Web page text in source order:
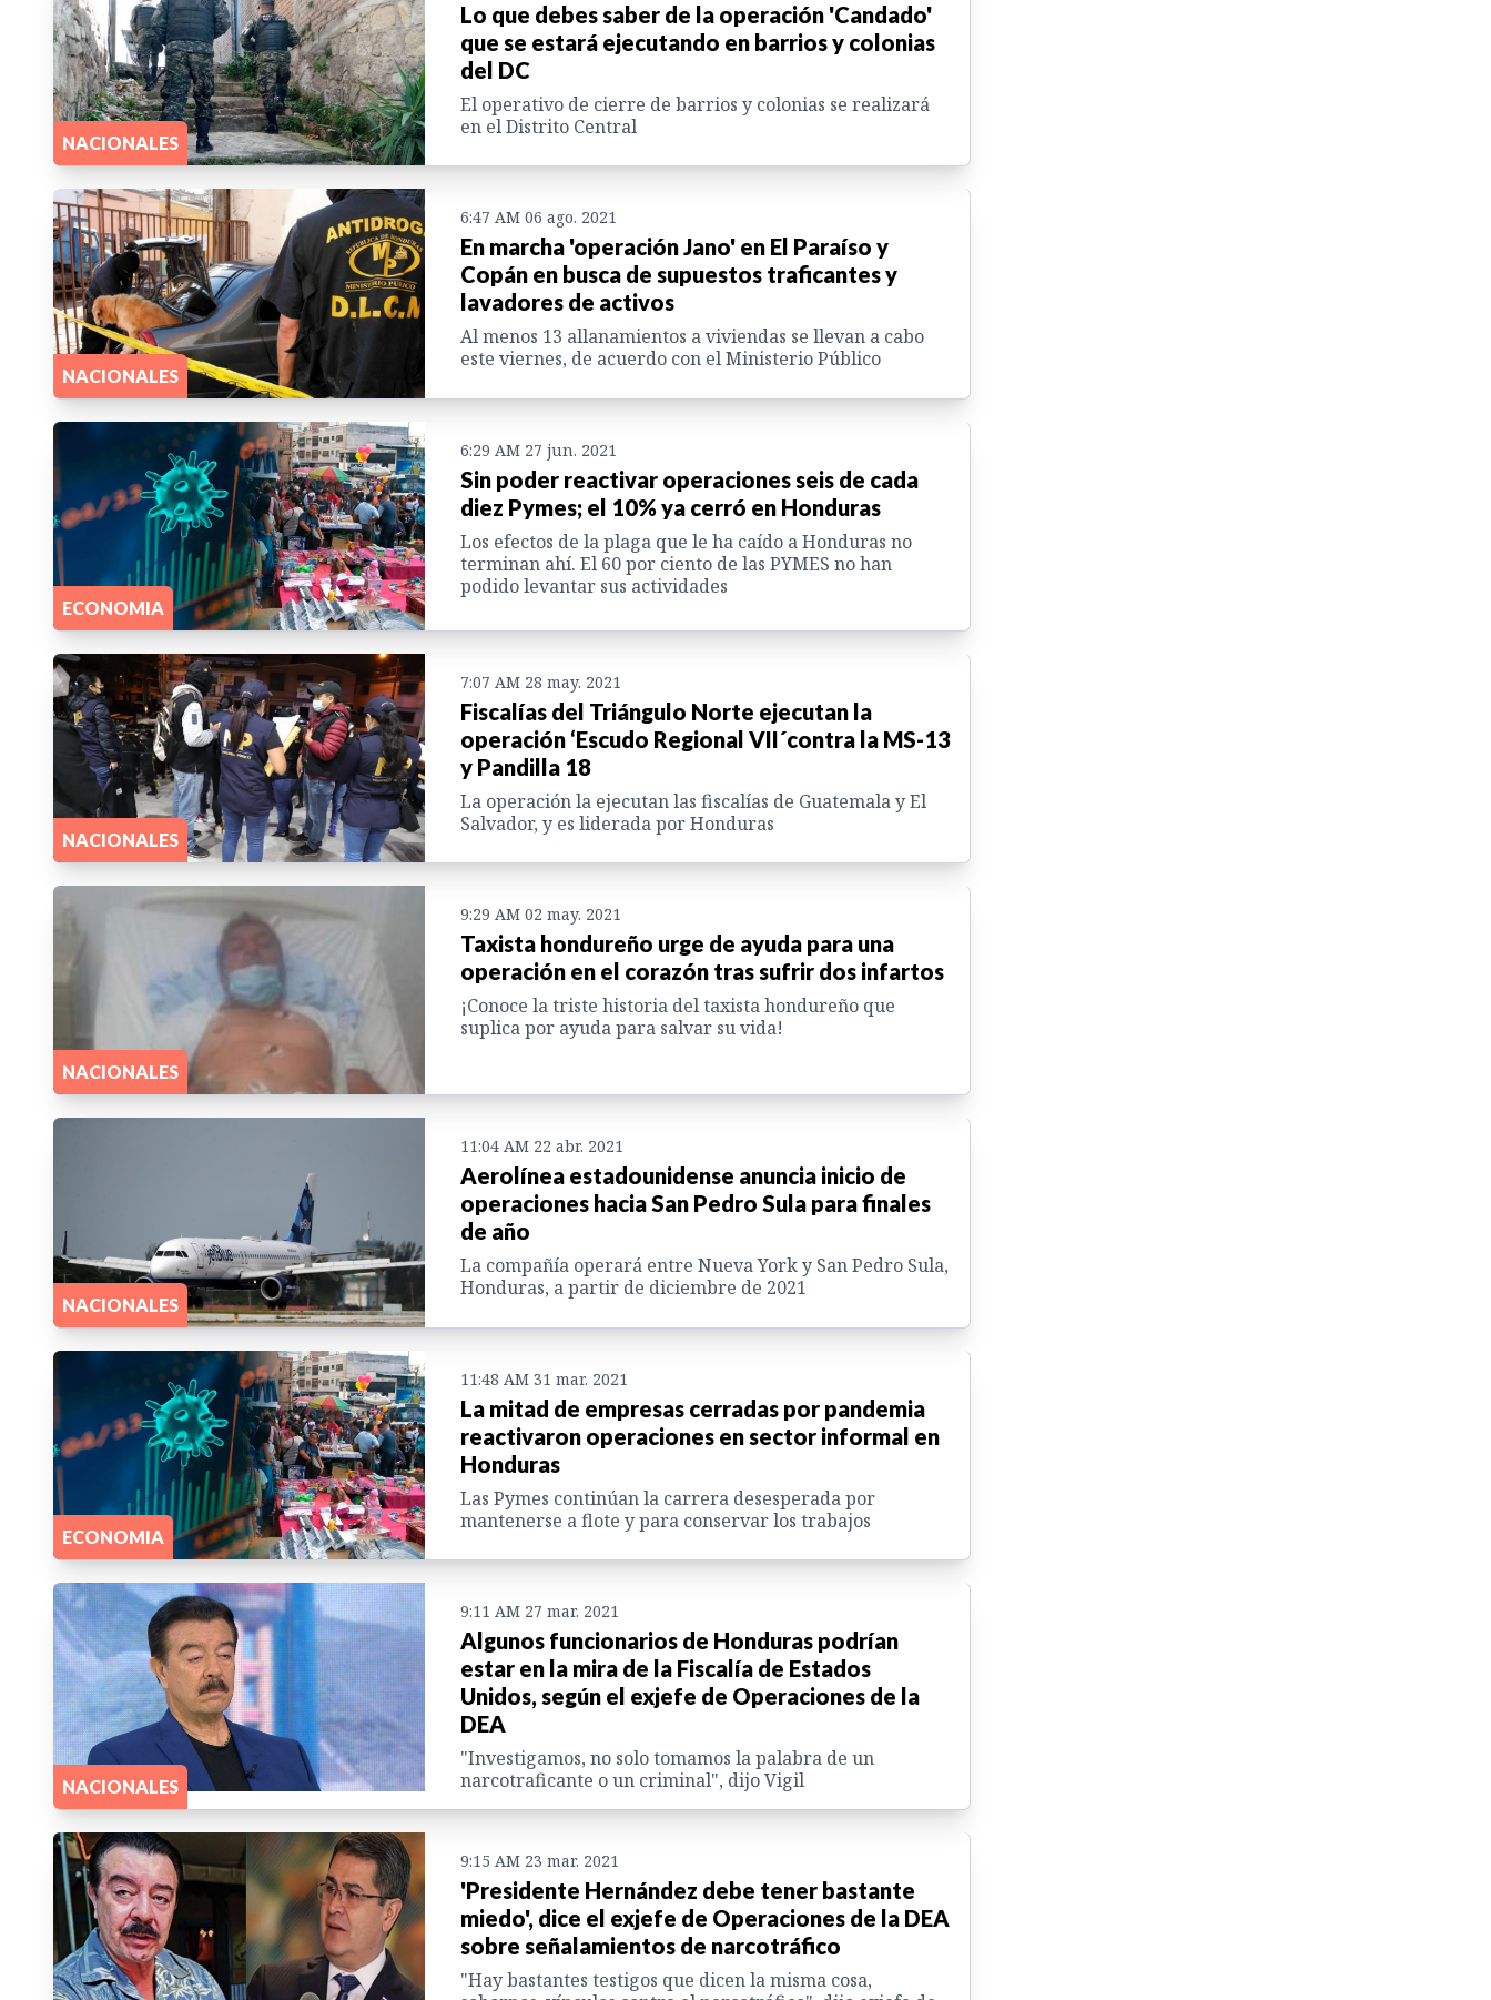
NACIONALES
Lo que debes saber de la operación 'Candado'
que se estará ejecutando en barrios y colonias
del DC
El operativo de cierre de barrios y colonias se realizará
en el Distrito Central
NACIONALES
6:47 AM 06 ago. 2021
En marcha 'operación Jano' en El Paraíso y
Copán en busca de supuestos traficantes y
lavadores de activos
Al menos 13 allanamientos a viviendas se llevan a cabo
este viernes, de acuerdo con el Ministerio Público
ECONOMIA
6:29 AM 27 jun. 2021
Sin poder reactivar operaciones seis de cada
diez Pymes; el 10% ya cerró en Honduras
Los efectos de la plaga que le ha caído a Honduras no
terminan ahí. El 60 por ciento de las PYMES no han
podido levantar sus actividades
NACIONALES
7:07 AM 28 may. 2021
Fiscalías del Triángulo Norte ejecutan la
operación ‘Escudo Regional VII´contra la MS-13
y Pandilla 18
La operación la ejecutan las fiscalías de Guatemala y El
Salvador, y es liderada por Honduras
NACIONALES
9:29 AM 02 may. 2021
Taxista hondureño urge de ayuda para una
operación en el corazón tras sufrir dos infartos
¡Conoce la triste historia del taxista hondureño que
suplica por ayuda para salvar su vida!
NACIONALES
11:04 AM 22 abr. 2021
Aerolínea estadounidense anuncia inicio de
operaciones hacia San Pedro Sula para finales
de año
La compañía operará entre Nueva York y San Pedro Sula,
Honduras, a partir de diciembre de 2021
ECONOMIA
11:48 AM 31 mar. 2021
La mitad de empresas cerradas por pandemia
reactivaron operaciones en sector informal en
Honduras
Las Pymes continúan la carrera desesperada por
mantenerse a flote y para conservar los trabajos
NACIONALES
9:11 AM 27 mar. 2021
Algunos funcionarios de Honduras podrían
estar en la mira de la Fiscalía de Estados
Unidos, según el exjefe de Operaciones de la
DEA
"Investigamos, no solo tomamos la palabra de un
narcotraficante o un criminal", dijo Vigil
9:15 AM 23 mar. 2021
'Presidente Hernández debe tener bastante
miedo', dice el exjefe de Operaciones de la DEA
sobre señalamientos de narcotráfico
"Hay bastantes testigos que dicen la misma cosa,